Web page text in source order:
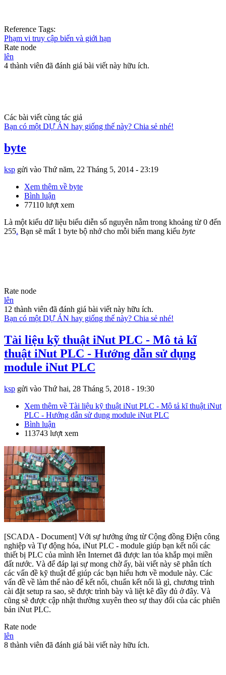
Reference Tags:
Phạm vi truy cập biến và giới hạn
Rate node
lên
4 thành viên đã đánh giá bài viết này hữu ích.
Các bài viết cùng tác giả
Bạn có một DỰ ÁN hay giống thế này? Chia sẻ nhé!
byte
ksp gửi vào Thứ năm, 22 Tháng 5, 2014 - 23:19
Xem thêm về byte
Bình luận
77110 lượt xem
Là một kiểu dữ liệu biểu diễn số nguyên nằm trong khoảng từ 0 đến
255. Bạn sẽ mất 1 byte bộ nhớ cho mỗi biến mang kiểu byte
Rate node
lên
12 thành viên đã đánh giá bài viết này hữu ích.
Bạn có một DỰ ÁN hay giống thế này? Chia sẻ nhé!
Tài liệu kỹ thuật iNut PLC - Mô tả kĩ
thuật iNut PLC - Hướng dẫn sử dụng
module iNut PLC
ksp gửi vào Thứ hai, 28 Tháng 5, 2018 - 19:30
Xem thêm về Tài liệu kỹ thuật iNut PLC - Mô tả kĩ thuật iNut
PLC - Hướng dẫn sử dụng module iNut PLC
Bình luận
113743 lượt xem
[SCADA - Document] Với sự hưởng ứng từ Cộng đồng Điện công
nghiệp và Tự động hóa, iNut PLC - module giúp bạn kết nối các
thiết bị PLC của mình lên Internet đã được lan tỏa khắp mọi miền
đất nước. Và để đáp lại sự mong chờ ấy, bài viết này sẽ phân tích
các vấn đề kỹ thuật để giúp các bạn hiểu hơn về module này. Các
vấn đề về làm thế nào để kết nối, chuẩn kết nối là gì, chương trình
cài đặt setup ra sao, sẽ được trình bày và liệt kê đầy đủ ở đây. Và
cũng sẽ được cập nhật thường xuyên theo sự thay đổi của các phiên
bản iNut PLC.
Rate node
lên
8 thành viên đã đánh giá bài viết này hữu ích.